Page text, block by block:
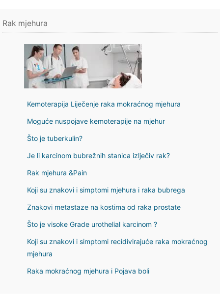
Rak mjehura
Kemoterapija Liječenje raka mokraćnog mjehura
Moguće nuspojave kemoterapije na mjehur
Što je tuberkulin?
Je li karcinom bubrežnih stanica izlječiv rak?
Rak mjehura &Pain
Koji su znakovi i simptomi mjehura i raka bubrega
Znakovi metastaze na kostima od raka prostate
Što je visoke Grade urothelial karcinom ?
Koji su znakovi i simptomi recidivirajuće raka mokraćnog
mjehura
Raka mokraćnog mjehura i Pojava boli